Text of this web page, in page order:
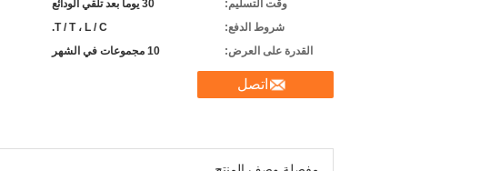
وقت التسليم:
30 يوما بعد تلقي الودائع
شروط الدفع:
T / T ، L / C.
القدرة على العرض:
10 مجموعات في الشهر
اتصل